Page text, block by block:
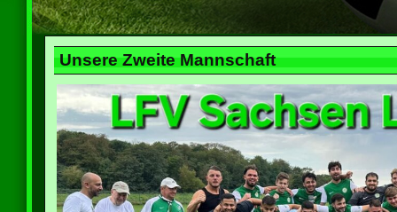
Unsere Zweite Mannschaft